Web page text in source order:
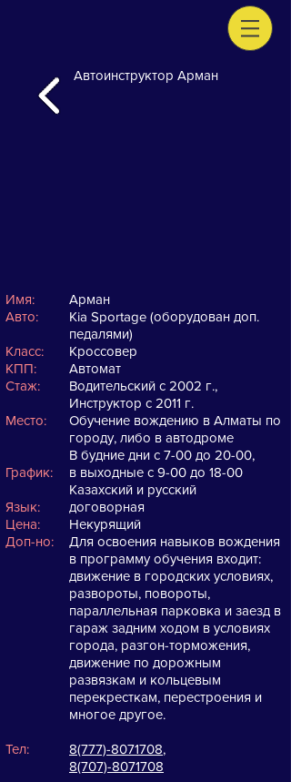
Автоинструктор Арман
Арман
Kia Sportage (оборудован доп.
педалями)
Кроссовер
Автомат
Водительский с 2002 г.,
Инструктор с 2011 г.
Обучение вождению в Алматы по
городу, либо в автодроме
В будние дни с 7-00 до 20-00,
в выходные с 9-00 до 18-00
Казахский и русский
договорная
Некурящий
Для освоения навыков вождения
в программу обучения входит:
движение в городских условиях,
развороты, повороты,
параллельная парковка и заезд в
гараж задним ходом в условиях
города, разгон-торможения,
движение по дорожным
развязкам и кольцевым
перекресткам, перестроения и
многое другое.
8(777)-8071708,
8(707)-8071708
Имя:
Авто:
Класс:
КПП:
Стаж:
Место:
График:
Язык:
Цена:
Доп-но:
Тел: